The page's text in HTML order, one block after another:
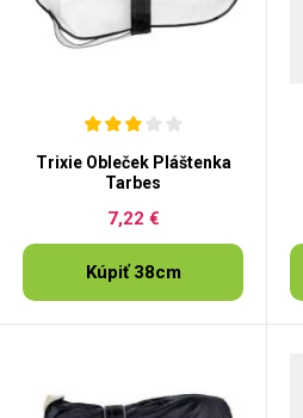
Trixie Obleček Pláštenka
Tarbes
7,22 €
Kúpiť 38cm